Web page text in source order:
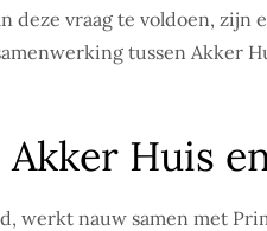
deze vraag te voldoen,
tussen Akker
Huis
werkt nauw samen met